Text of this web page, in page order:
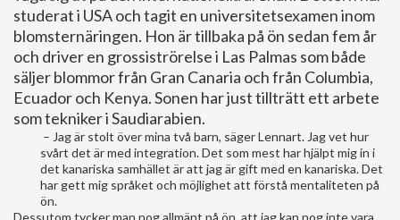
studerat i USA och tagit en universitetsexamen inom
blomsternäringen. Hon är tillbaka på ön sedan fem år
och driver en grossiströrelse i Las Palmas som både
säljer blommor från Gran Canaria och från Columbia,
Ecuador och Kenya.Sonen har just tillträtt ett arbete
som tekniker i Saudiarabien.
– Jag är stolt över mina två barn, säger Lennart. Jag vet hur
svårt det är med integration. Det som mest har hjälpt mig in i
det kanariska samhället är att jag är gift med en kanariska. Det
har gett mig språket och möjlighet att förstå mentaliteten på
ön.
Dessutom tycker man nog allmänt på ön, att jag kan nog inte vara